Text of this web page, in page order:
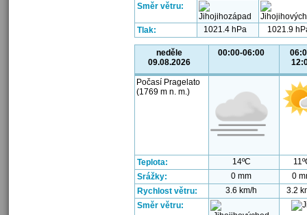
Směr větru:
Tlak: 1021.4 hPa 1021.9
neděle
09.08.2026
00:00-06:00
Počasí Pragelato
(1769 m n. m.)
Teplota: 14ºC
Srážky:
0 mm
0
Rychlost větru:
3.6 km/h
3.2
Směr větru: